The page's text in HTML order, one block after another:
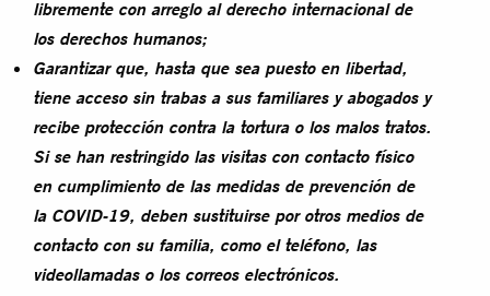
libremente con arreglo al derecho internacional de
los derechos humanos;
Garantizar que, hasta que sea puesto en libertad,
tiene acceso sin trabas a sus familiares y abogados y
recibe protección contra la tortura o los malos tratos.
Si se han restringido las visitas con contacto físico
en cumplimiento de las medidas de prevención de
la COVID-19, deben sustituirse por otros medios de
contacto con su familia, como el teléfono, las
videollamadas o los correos electrónicos.